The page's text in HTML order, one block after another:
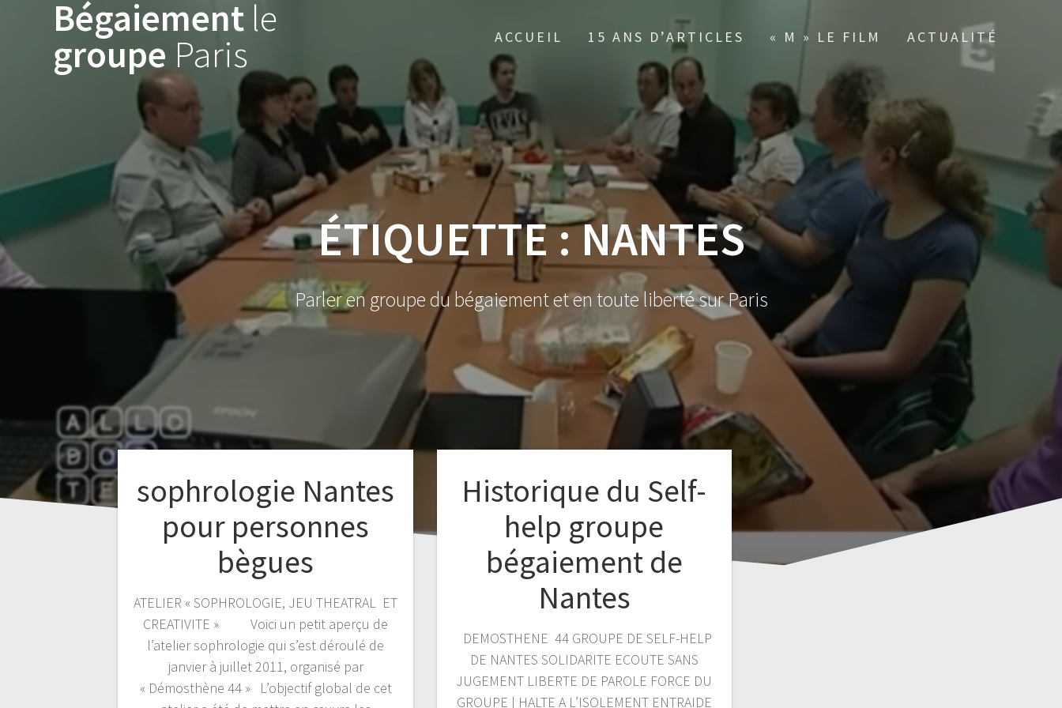
Bégaiement le
groupe Paris ACCUEIL 15 ANS D’ARTICLES « M » LE FILM ACTUALITÉ
ÉTIQUETTE :NANTES
Parler en groupe du bégaiement et en toute liberté sur Paris
sophrologie Nantes
pour personnes
bègues
ATELIER « SOPHROLOGIE, JEU THEATRAL ET
CREATIVITE » Voici un petit aperçu de
l’atelier sophrologie qui s’est déroulé de
janvier à juillet 2011, organisé par
« Démosthène 44 » L’objectif global de cet
Historique du Self-
help groupe
bégaiement de
Nantes
DEMOSTHENE 44 GROUPE DE SELF-HELP
DE NANTES SOLIDARITE ECOUTE SANS
JUGEMENT LIBERTE DE PAROLE FORCE DU
GROUPE | HALTE A L’ISOLEMENT ENTRAIDE